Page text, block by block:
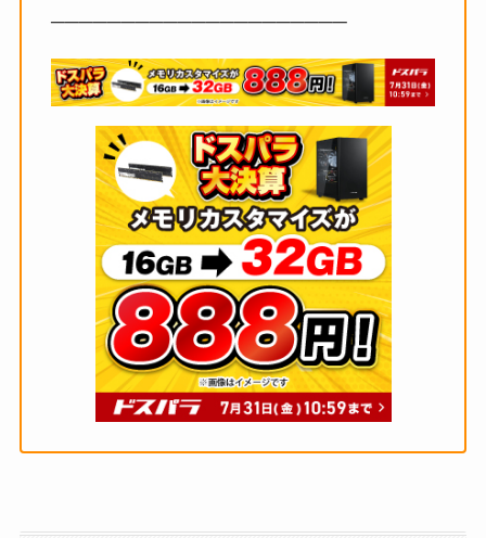
─────────────────────